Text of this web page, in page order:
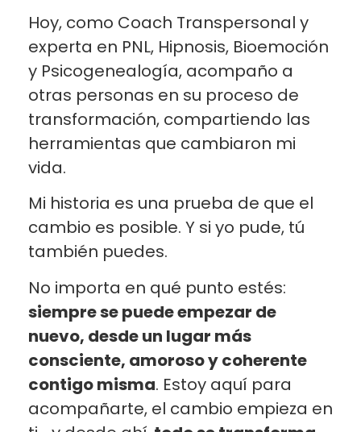
Hoy, como Coach Transpersonal y
experta en PNL, Hipnosis, Bioemoción
y Psicogenealogía, acompaño a
otras personas en su proceso de
transformación, compartiendo las
herramientas que cambiaron mi
vida.
Mi historia es una prueba de que el
cambio es posible. Y si yo pude, tú
también puedes.
No importa en qué punto estés:
siempre se puede empezar de
nuevo, desde un lugar más
consciente, amoroso y coherente
contigo misma. Estoy aquí para
acompañarte, el cambio empieza en